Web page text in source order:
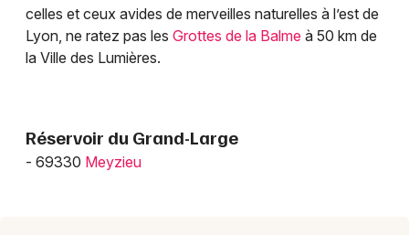
celles et ceux avides de merveilles naturelles à l’est de
Lyon, ne ratez pas les Grottes de la Balme à 50 km de
la Ville des Lumières.
Réservoir du Grand-Large
- 69330 Meyzieu